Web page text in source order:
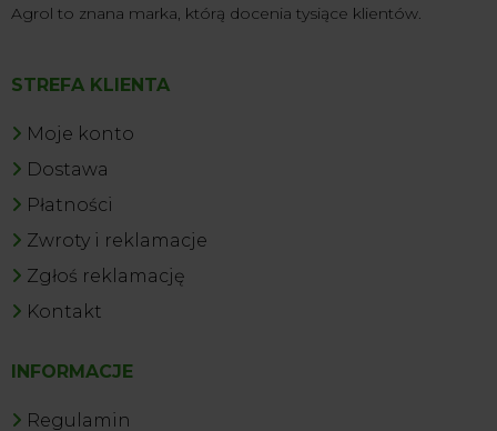
Agrol to znana marka, którą docenia tysiące klientów.
STREFA KLIENTA
Moje konto
Dostawa
Płatności
Zwroty i reklamacje
Zgłoś reklamację
Kontakt
INFORMACJE
Regulamin